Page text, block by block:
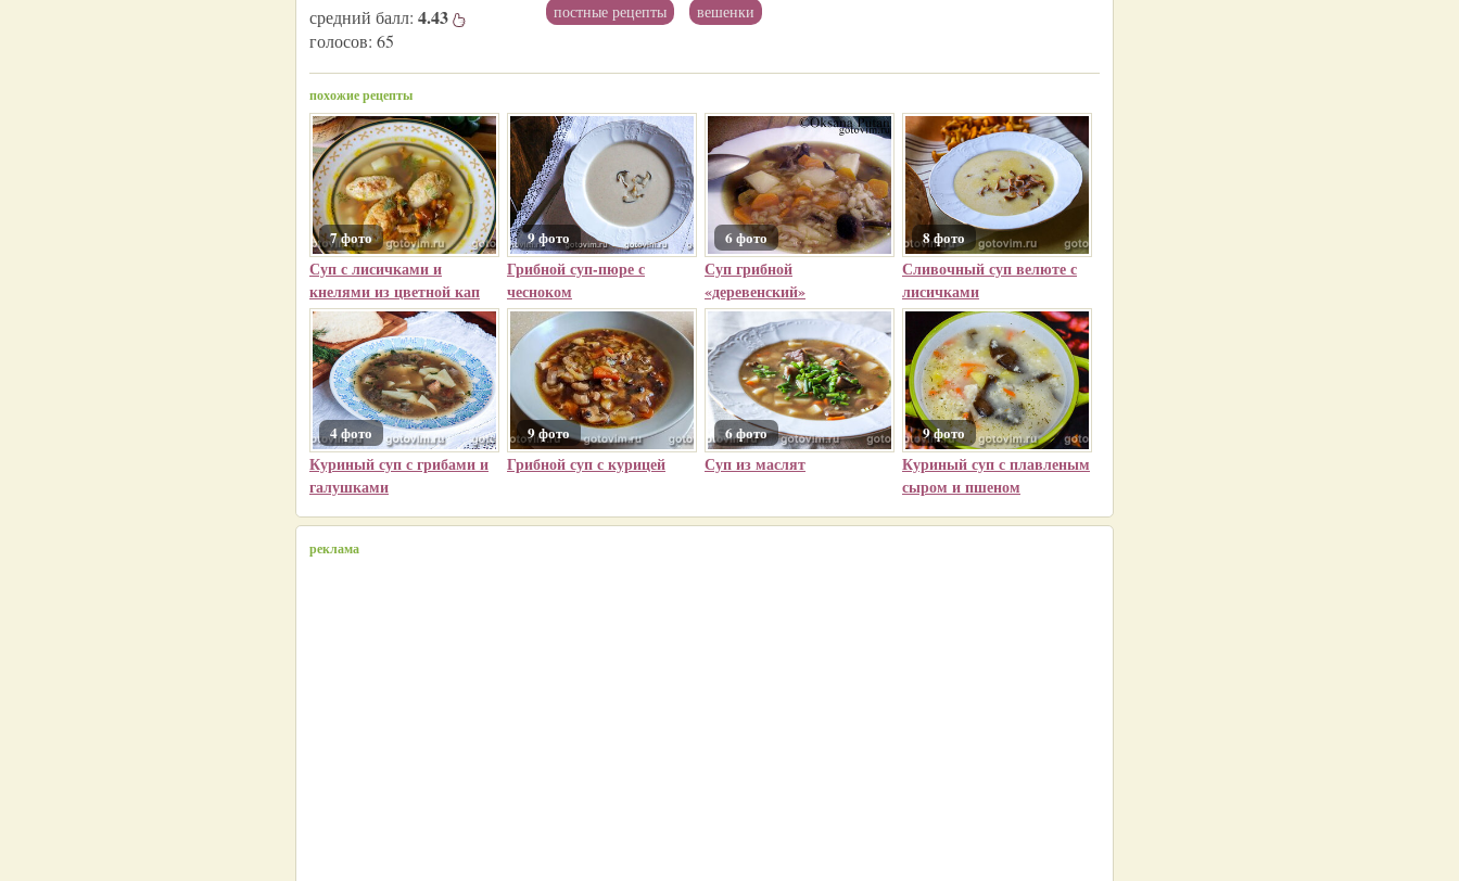
средний балл: 4.43
голосов: 65
постные рецепты
вешенки
похожие рецепты
7 фото
Суп с лисичками и
кнелями из цветной кап
9 фото
Грибной суп-пюре с
чесноком
6 фото
Суп грибной
«деревенский»
8 фото
Сливочный суп велюте с
лисичками
4 фото
Куриный суп с грибами и
галушками
9 фото
Грибной суп с курицей
6 фото
Суп из маслят
9 фото
Куриный суп с плавленым
сыром и пшеном
реклама